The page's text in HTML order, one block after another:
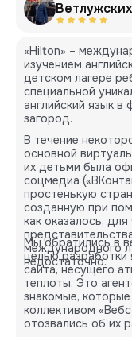
«Hilton» –
изучением
детском лагере
специальной
английский язык
загород.
В течение
основной
их детьми была
соцмедиа
простенькую
созданную при
как оказалось, для
международного
недостаточно.
Мы обратились в
целью разработки
сайта, несущего
теплоты. Это
знакомые,
коллективом
отозвались об их